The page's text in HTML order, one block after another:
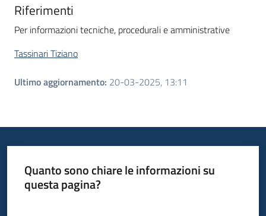
Riferimenti
Per informazioni tecniche, procedurali e amministrative
Tassinari Tiziano
Ultimo aggiornamento: 20-03-2025, 13:11
Quanto sono chiare le informazioni su
questa pagina?